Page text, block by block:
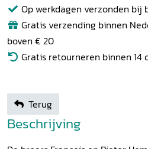
Op werkdagen verzonden bij
Gratis verzending binnen
boven € 20
Gratis retourneren binnen 14
Terug
Beschrijving